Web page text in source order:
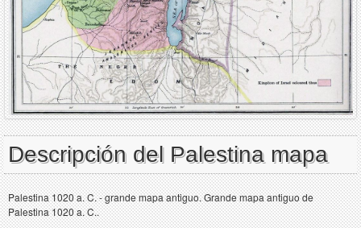
Descripción del Palestina mapa
Palestina 1020 a. C. - grande mapa antiguo. Grande mapa antiguo de
Palestina 1020 a. C..